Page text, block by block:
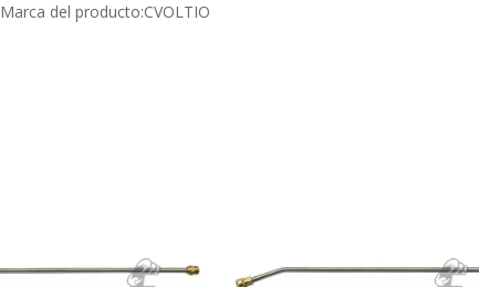
Marca del producto:CVOLTIO